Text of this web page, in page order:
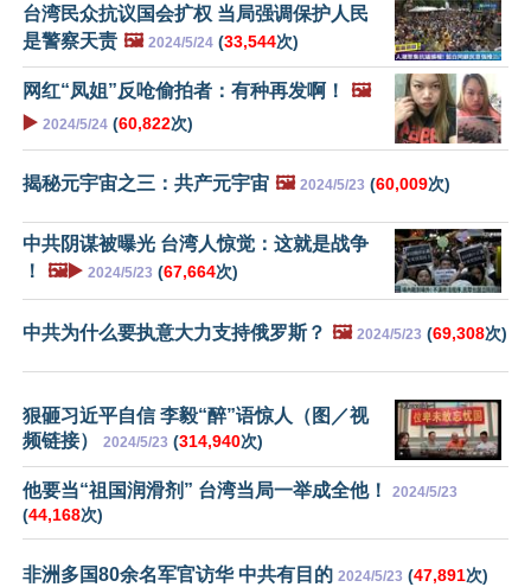
台湾民众抗议国会扩权 当局强调保护人民
是警察天责 🖼️ 2024/5/24 (33,544次)
网红“凤姐”反呛偷拍者：有种再发啊！
🖼️
▶️ 2024/5/24 (60,822次)
揭秘元宇宙之三：共产元宇宙 🖼️ 2024/5/23 (60,009次)
中共阴谋被曝光 台湾人惊觉：这就是战争
！
🖼️▶️ 2024/5/23 (67,664次)
中共为什么要执意大力支持俄罗斯？ 🖼️ 2024/5/23 (69,308次)
狠砸习近平自信 李毅“醉”语惊人（图／视
频链接）
2024/5/23 (314,940次)
他要当“祖国润滑剂” 台湾当局一举成全他！ 2024/5/23
(44,168次)
非洲多国80余名军官访华 中共有目的 2024/5/23 (47,891次)